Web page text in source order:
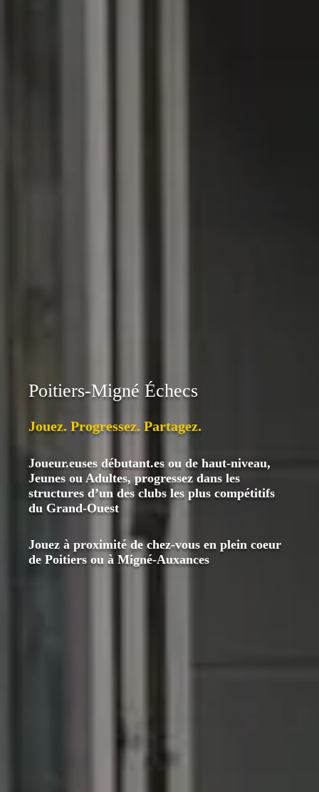
Poitiers-Migné Échecs
Jouez. Progressez. Partagez.
Joueur.euses débutant.es ou de haut-niveau,
Jeunes ou Adultes, progressez dans les
structures d’un des clubs les plus compétitifs
du Grand-Ouest
Jouez à proximité de chez-vous en plein coeur
de Poitiers ou à Migné-Auxances